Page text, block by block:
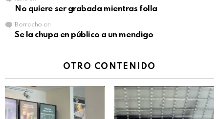
No quiere ser grabada mientras folla
Borracho on
Se la chupa en público a un mendigo
OTRO CONTENIDO